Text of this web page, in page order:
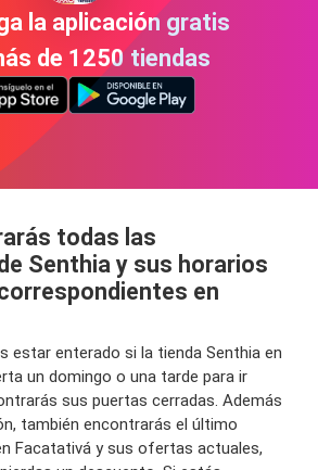
la aplicación gratis
de 1250 tiendas
todas las
Senthia y sus horarios
en
estar enterado si la tienda Senthia en
un domingo o una tarde para ir
sus puertas cerradas. Además
también encontrarás el último
Facatativá y sus ofertas actuales,